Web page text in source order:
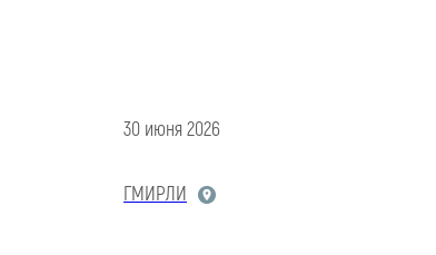
30 июня 2026
ГМИРЛИ